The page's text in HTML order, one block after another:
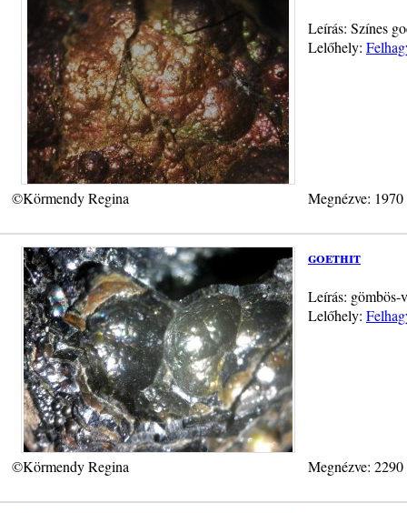
Leírás: Színes
Lelőhely:
©Körmendy Regina Megnézve:
goethit
Leírás: gömbös-
Lelőhely:
©Körmendy Regina Megnézve: